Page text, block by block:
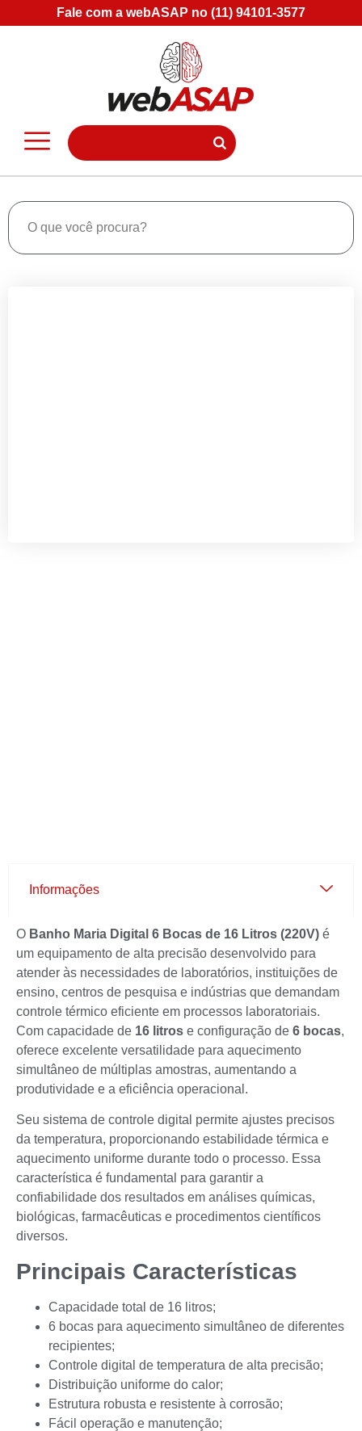
Fale com a webASAP no (11) 94101-3577
Informações
O Banho Maria Digital 6 Bocas de 16 Litros (220V) é
um equipamento de alta precisão desenvolvido para
atender às necessidades de laboratórios, instituições de
ensino, centros de pesquisa e indústrias que demandam
controle térmico eficiente em processos laboratoriais.
Com capacidade de 16 litros e configuração de 6 bocas,
oferece excelente versatilidade para aquecimento
simultâneo de múltiplas amostras, aumentando a
produtividade e a eficiência operacional.
Seu sistema de controle digital permite ajustes precisos
da temperatura, proporcionando estabilidade térmica e
aquecimento uniforme durante todo o processo. Essa
característica é fundamental para garantir a
confiabilidade dos resultados em análises químicas,
biológicas, farmacêuticas e procedimentos científicos
diversos.
Principais Características
Capacidade total de 16 litros;
6 bocas para aquecimento simultâneo de diferentes
recipientes;
Controle digital de temperatura de alta precisão;
Distribuição uniforme do calor;
Estrutura robusta e resistente à corrosão;
Fácil operação e manutenção;